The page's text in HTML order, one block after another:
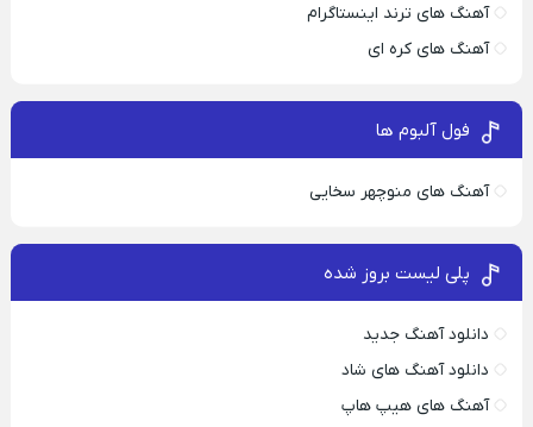
آهنگ های ترند اینستاگرام
آهنگ های کره ای
فول آلبوم ها
آهنگ های منوچهر سخایی
پلی لیست بروز شده
دانلود آهنگ جدید
دانلود آهنگ های شاد
آهنگ های هیپ هاپ